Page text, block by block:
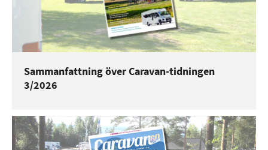
Sammanfattning över Caravan-tidningen
3/2026